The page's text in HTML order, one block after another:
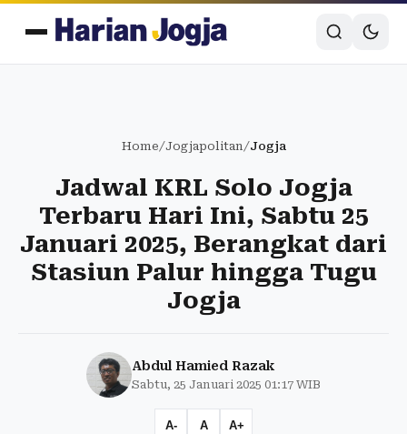
Home/Jogjapolitan/Jogja
Jadwal KRL Solo Jogja
Terbaru Hari Ini, Sabtu 25
Januari 2025, Berangkat dari
Stasiun Palur hingga Tugu
Jogja
Abdul Hamied Razak
Sabtu, 25 Januari 2025 01:17 WIB
A- A A+